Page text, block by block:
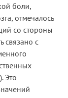
боли,
отмечалось
со стороны
связано с
Это